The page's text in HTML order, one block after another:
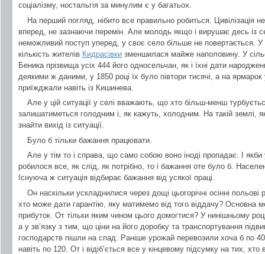
соціалізму, ностальгія за минулим є у багатьох.
На перший погляд, нібито все правильно робиться. Цивілізація
вперед, не зазнаючи перемін. Але молодь якщо і вирушає десь із
неможливий поступ уперед, у своє село більше не повертається. У
кількість жителів Кидрасівки зменшилася майже наполовину. У
Беника прізвища усіх 444 його односельчан, як і їхні дати
деякими ж даними, у 1850 році їх було півтори тисячі, а на
приїжджали навіть із Кишинева.
Але у цій ситуації у селі вважають, що хто більш-менш
залишатиметься голодним і, як кажуть, холодним. На такій землі,
знайти вихід із ситуації.
Було б тільки бажання працювати.
Але у тім то і справа, що само собою воно іноді пропадає. І якби
робилося все, як слід, як потрібно, то і бажання оте було б.
Існуюча ж ситуація відбирає бажання від усякої праці.
Он наскільки ускладнилися через дощі цьогорічні осінні
хто може дати гарантію, яку матимемо від того віддачу? Основна
прибуток. От тільки яким чином цього домогтися? У нинішньому
а у зв’язку з тим, що ціни на його доробку та транспортування
господарств пішли на спад. Раніше урожай перевозили хоча б по
навіть по 120. От і відіб’ється все у кінцевому підсумку на тих,